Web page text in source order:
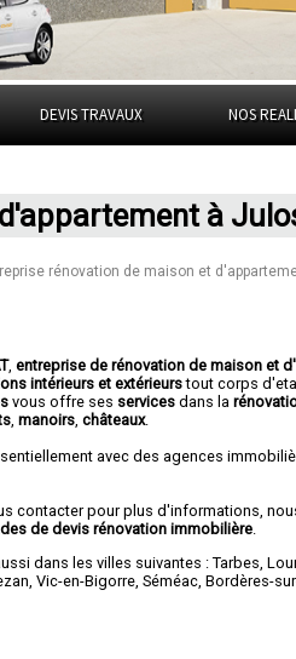
DEVIS TRAVAUX NOS
à
rénovation de maison et
,entreprise de rénovation de maison et
intérieurs et extérieurstout corps
vous offre ses services dans la
,manoirs ,châteaux.
avec des agences
contacter pour plus d'informations,
de devis rénovation immobilière
dans les villes suivantes :Tarbes ,
,Vic-en-Bigorre ,Séméac ,Bordères-